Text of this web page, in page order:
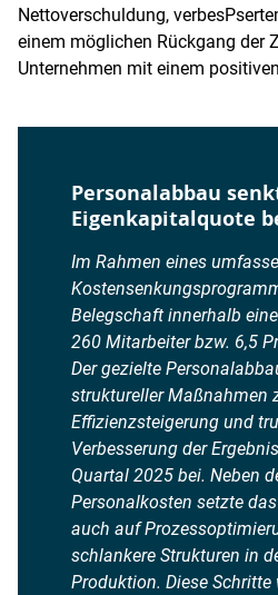
Nettoverschuldung,
einem möglichen Rückgang der
Unternehmen mit einem
Personalabbau
Eigenkapitalquote
Im Rahmen eines
Belegschaft innerhalb
260 Mitarbeiter bzw. 6,5
Der gezielte
struktureller Maßnahmen
Effizienzsteigerung und
Verbesserung der
Quartal 2025 bei. Neben
Personalkosten setzte
auch auf
schlankere Strukturen in
Produktion. Diese Schritte